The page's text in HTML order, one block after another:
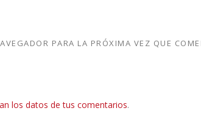
PARA LA PRÓXIMA VEZ QUE
los datos de tus comentarios.